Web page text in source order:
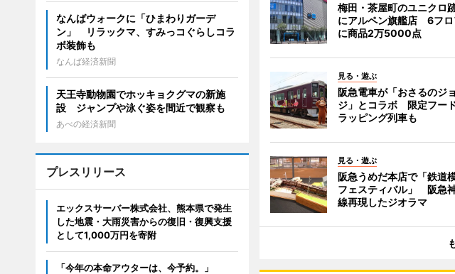
梅田・茶屋町のユニクロ
にアルペン旗艦店 6フロ
に商品2万5000点
見る・遊ぶ
阪急電車が「おさるのジ
ジ」とコラボ 限定フード
ラッピング列車も
見る・遊ぶ
阪急うめだ本店で「鉄道
フェスティバル」 阪急
線再現したジオラマ
なんばウォークに「ひまわりガーデ
ン」 リラックマ、すみっコぐらしコラ
ボ装飾も
なんば経済新聞
天王寺動物園でホッキョクグマの新施
設 ジャンプや泳ぐ姿を間近で観察も
あべの経済新聞
プレスリリース
エックスサーバー株式会社、熊本県で発生
した地震・大雨災害からの復旧・復興支援
として1,000万円を寄附
「今年の本命アウターは、今予約。」